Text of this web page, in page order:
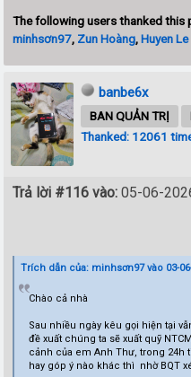
The following users thanked this
minhsơn97, Zun Hoàng,Huyen Le
banbe6x
BAN QUẢN TRỊ
Thanked: 12061
Trả lời #116 vào: 05-06-
Trích dẫn của: minhsơn97 vào 03-
Chào cả nhà
Sau nhiều ngày kêu gọi hiện tại
đề xuất chúng ta sẽ xuất quỹ
cảnh của em Anh Thư, trong 24h
hay góp ý nào khác thì nhờ BQT